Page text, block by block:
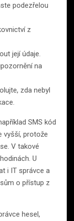
podezřelou
z
její údaje.
na
zda nebyl
SMS kód
vyšší, protože
V takové
U
i IT správce a
o přístup z
hesel,